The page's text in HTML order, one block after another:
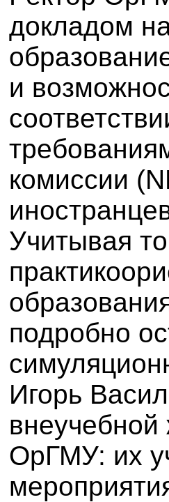
докладом
и
комиссии
Учитывая
подробно
Игорь
внеучебной
ОрГМУ: их